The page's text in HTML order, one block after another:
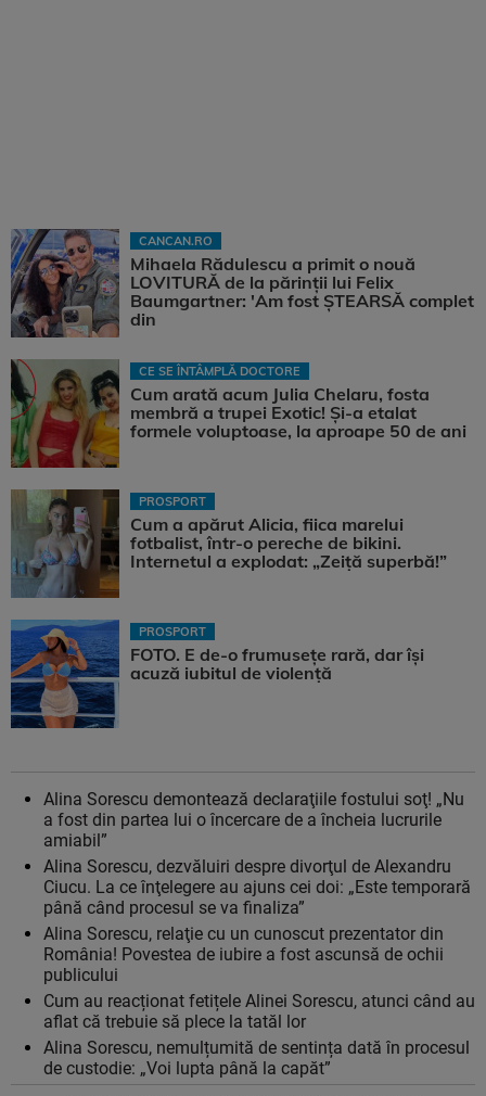
CANCAN.RO
Mihaela Rădulescu a primit o nouă
LOVITURĂ de la părinții lui Felix
Baumgartner: 'Am fost ȘTEARSĂ complet
din
CE SE ÎNTÂMPLĂ DOCTORE
Cum arată acum Julia Chelaru, fosta
membră a trupei Exotic! Și-a etalat
formele voluptoase, la aproape 50 de ani
PROSPORT
Cum a apărut Alicia, fiica marelui
fotbalist, într-o pereche de bikini.
Internetul a explodat: „Zeiță superbă!”
PROSPORT
FOTO. E de-o frumusețe rară, dar își
acuză iubitul de violență
Alina Sorescu demontează declaraţiile fostului soţ! „Nu
a fost din partea lui o încercare de a încheia lucrurile
amiabil”
Alina Sorescu, dezvăluiri despre divorţul de Alexandru
Ciucu. La ce înţelegere au ajuns cei doi: „Este temporară
până când procesul se va finaliza”
Alina Sorescu, relaţie cu un cunoscut prezentator din
România! Povestea de iubire a fost ascunsă de ochii
publicului
Cum au reacționat fetițele Alinei Sorescu, atunci când au
aflat că trebuie să plece la tatăl lor
Alina Sorescu, nemulțumită de sentința dată în procesul
de custodie: „Voi lupta până la capăt”